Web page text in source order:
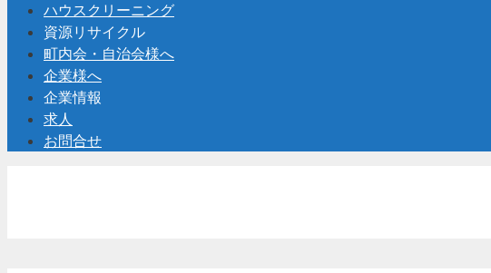
ハウスクリーニング
資源リサイクル
町内会・自治会様へ
企業様へ
企業情報
求人
お問合せ